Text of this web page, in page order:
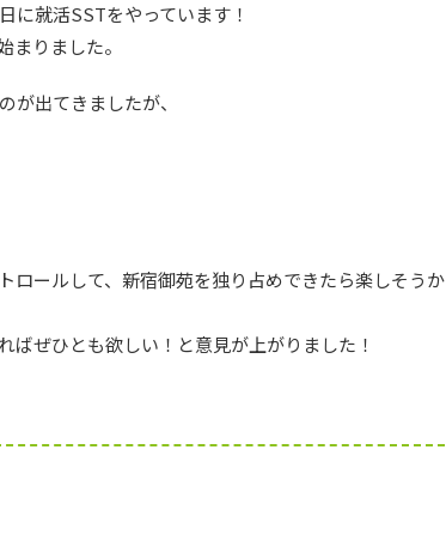
に就活SSTをやっています！
りました。
が出てきましたが、
ールして、新宿御苑を独り占めできたら楽しそうか
ぜひとも欲しい！と意見が上がりました！